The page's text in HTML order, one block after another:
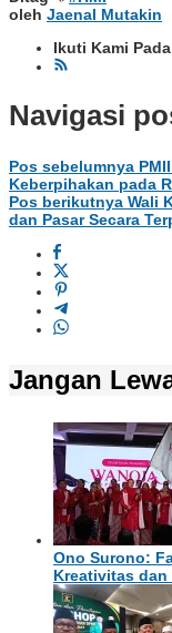
oleh Jaenal Mutakin
Ikuti Kami Pada
Navigasi
Pos sebelumnya
Keberpihakan pada
Pos berikutnya Wali
dan Pasar Secara
Jangan
Ono Surono:
Kreativitas dan